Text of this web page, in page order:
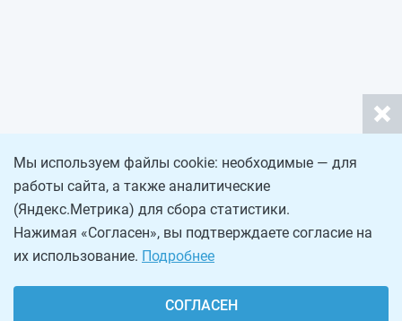
Мы используем файлы cookie: необходимые — для
работы сайта, а также аналитические
(Яндекс.Метрика) для сбора статистики.
Нажимая «Согласен», вы подтверждаете согласие на
их использование. Подробнее
СОГЛАСЕН